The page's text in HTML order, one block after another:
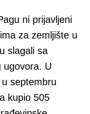
ni prijavljeni
za zemljište u
slagali sa
ugovora. U
septembru
kupio 505